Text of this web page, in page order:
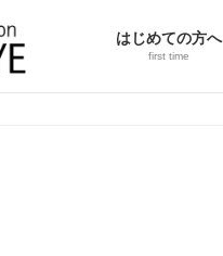
はじめての方へ
first time